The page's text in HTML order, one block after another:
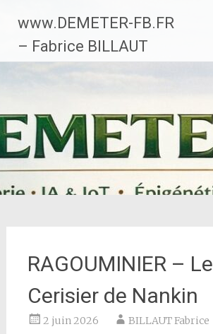
contenu
principal
www.DEMETER-FB.FR
– Fabrice BILLAUT
RAGOUMINIER – Le
Cerisier de Nankin
2 juin 2026 BILLAUT Fabrice